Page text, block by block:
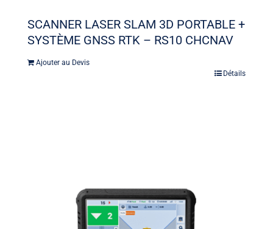
SCANNER LASER SLAM 3D PORTABLE +
SYSTÈME GNSS RTK – RS10 CHCNAV
Ajouter au Devis
Détails